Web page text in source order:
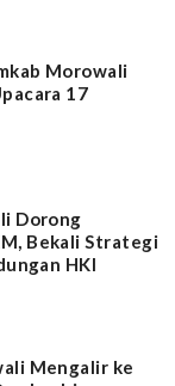
Morowali
17
Dorong
Bekali Strategi
HKI
Mengalir ke